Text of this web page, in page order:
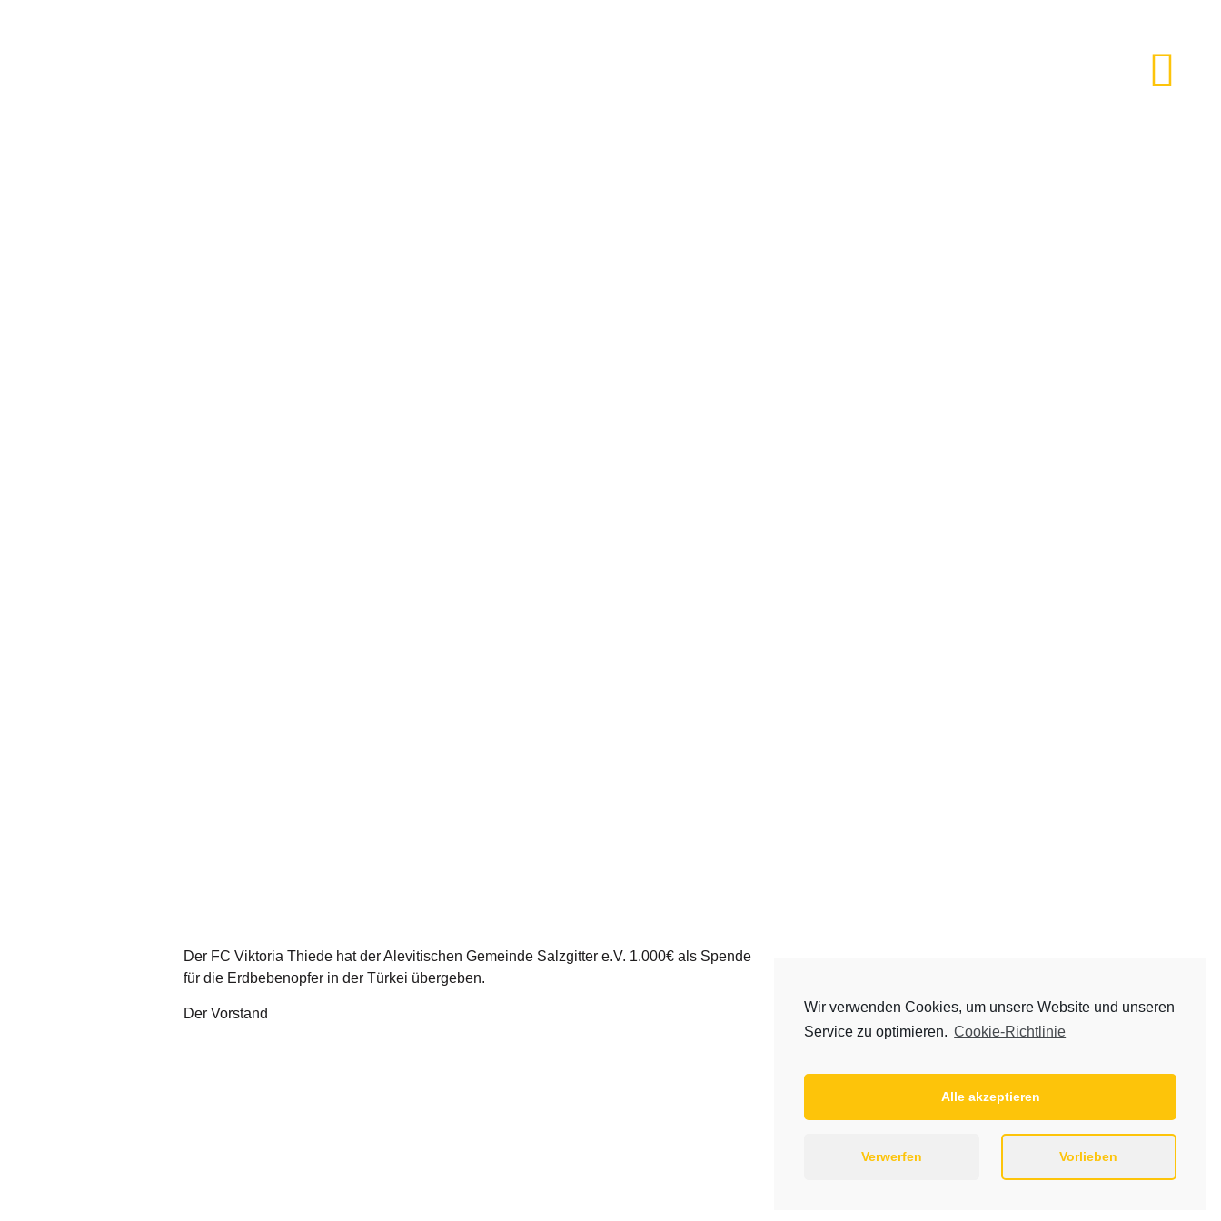
Der FC Viktoria Thiede hat der Alevitischen Gemeinde Salzgitter e.V. 1.000€ als Spende
für die Erdbebenopfer in der Türkei übergeben.
Der Vorstand
Wir verwenden Cookies, um unsere Website und unseren
Service zu optimieren. Cookie-Richtlinie
Alle akzeptieren
Verwerfen Vorlieben